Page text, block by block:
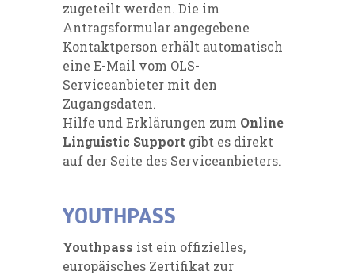
zugeteilt werden. Die im
Antragsformular angegebene
Kontaktperson erhält automatisch
eine E-Mail vom OLS-
Serviceanbieter mit den
Zugangsdaten.
Hilfe und Erklärungen zum Online
Linguistic Support gibt es direkt
auf der Seite des Serviceanbieters.
YOUTHPASS
Youthpass ist ein offizielles,
europäisches Zertifikat zur